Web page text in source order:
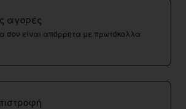
αγορές
σου είναι απόρρητα με πρωτόκολλα